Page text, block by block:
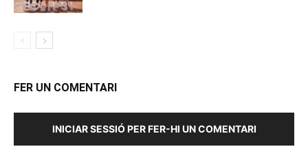
FER UN COMENTARI
INICIAR SESSIÓ PER FER-HI UN COMENTARI